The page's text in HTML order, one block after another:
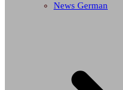
News German